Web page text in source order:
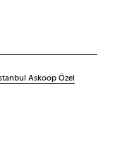
Askoop Özel